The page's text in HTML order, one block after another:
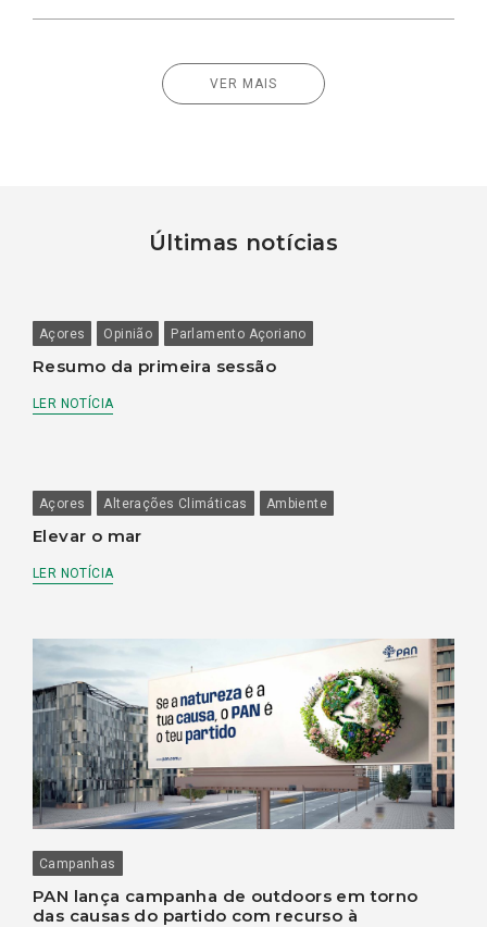
VER MAIS
Últimas notícias
Açores Opinião Parlamento Açoriano
Resumo da primeira sessão
LER NOTÍCIA
Açores Alterações Climáticas Ambiente
Elevar o mar
LER NOTÍCIA
Campanhas
PAN lança campanha de outdoors em torno
das causas do partido com recurso à